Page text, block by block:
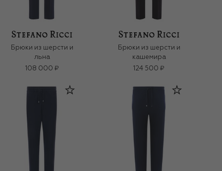
Брюки из шерсти и
льна
108 000 ₽
Брюки из шерсти и
кашемира
124 500 ₽